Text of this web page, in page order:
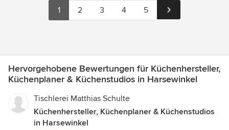
1 2 3 4 5
Hervorgehobene Bewertungen für Küchenhersteller,
Küchenplaner & Küchenstudios in Harsewinkel
Tischlerei Matthias Schulte
Küchenhersteller, Küchenplaner & Küchenstudios
in Harsewinkel